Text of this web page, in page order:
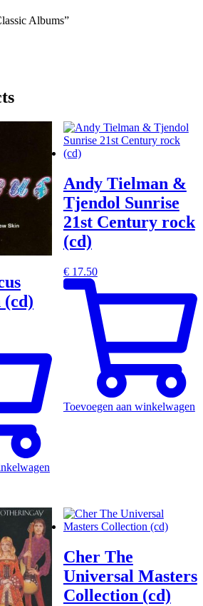
Albums”
(cd)
Andy Tielman &
Tjendol Sunrise
21st Century rock
(cd)
€17.50
Toevoegen aan winkelwagen
Cher The
Universal Masters
Collection (cd)